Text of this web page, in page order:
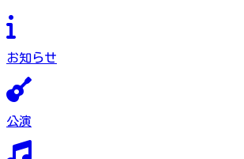
お知らせ
公演